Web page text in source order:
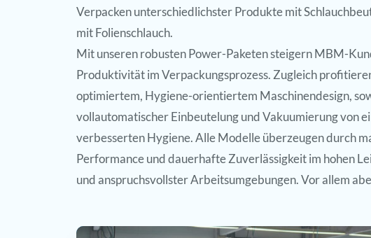
Verpacken unterschiedlichster Produkte mit
mit Folienschlauch.
Mit unseren robusten Power-Paketen steigern MBM-
Produktivität im Verpackungsprozess. Zugleich
optimiertem, Hygiene-orientiertem Maschinendesign,
vollautomatischer Einbeutelung und Vakuumierung von
verbesserten Hygiene. Alle Modelle überzeugen durch
Performance und dauerhafte Zuverlässigkeit im hohen
und anspruchsvollster Arbeitsumgebungen. Vor allem